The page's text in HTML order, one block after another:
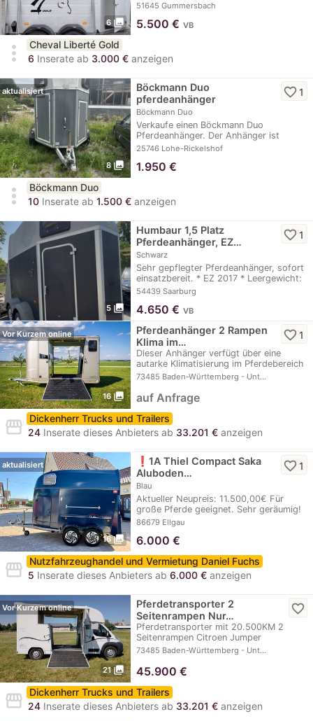
6 photo_library
zwei…
51645 Gummersbach
5.500 € VB
more_vert
Cheval Liberté Gold
6 Inserate ab 3.000 € anzeigen
8 photo_library
aktualisiert
Böckmann Duo
pferdeanhänger
Böckmann Duo
Verkaufe einen Böckmann Duo
Pferdeanhänger. Der Anhänger ist
Reparatur bedürftig.…
25746 Lohe-Rickelshof
favorite_border1
1.950 €
more_vert
Böckmann Duo
10 Inserate ab 1.500 € anzeigen
5 photo_library
Humbaur 1,5 Platz
Pferdeanhänger, EZ…
Schwarz
Sehr gepflegter Pferdeanhänger, sofort
einsatzbereit. * EZ 2017 * Leergewicht:
680…
54439 Saarburg
favorite_border1
4.650 € VB
16 photo_library
Vor Kurzem online
Pferdeanhänger 2 Rampen
Klima im…
Dieser Anhänger verfügt über eine
autarke Klimatisierung im Pferdebereich
Klima…
73485 Baden-Württemberg - Unt…
favorite_border1
auf Anfrage
storefront
Dickenherr Trucks und Trailers
24 Inserate dieses Anbieters ab 33.201 € anzeigen
16 photo_library
aktualisiert
❗️1A Thiel Compact Saka
Aluboden…
Blau
Aktueller Neupreis: 11.500,00€ Für
große Pferde geeignet. Sehr geräumig!
Made in…
86679 Ellgau
favorite_border1
6.000 €
storefront
Nutzfahrzeughandel und Vermietung Daniel Fuchs
5 Inserate dieses Anbieters ab 6.000 € anzeigen
21 photo_library
Vor Kurzem online
Pferdetransporter 2
Seitenrampen Nur…
Pferdetransporter mit 20.500KM 2
Seitenrampen Citroen Jumper
Erstzulassung…
73485 Baden-Württemberg - Unt…
favorite_border
45.900 €
storefront
Dickenherr Trucks und Trailers
24 Inserate dieses Anbieters ab 33.201 € anzeigen